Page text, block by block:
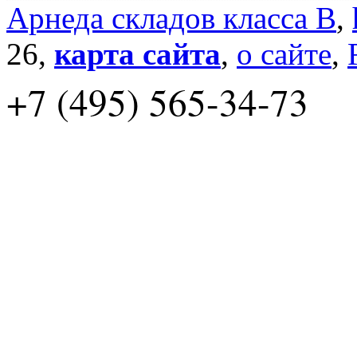
Арнеда складов класса B,
26, карта сайта, о сайте,
+7 (495) 565-34-73